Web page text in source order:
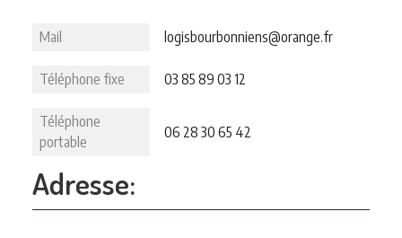
Mail logisbourbonniens@orange.fr
Téléphone fixe 03 85 89 03 12
Téléphone
portable
06 28 30 65 42
Adresse: